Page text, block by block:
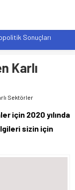
Sonuçları
Romantik Bir
Nedenleri ve
Neden Artık
Karlı
Sektörler
için 2020 yılında
sizin için